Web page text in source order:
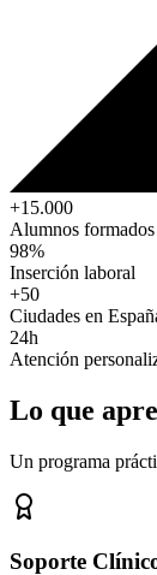
+15.000
Alumnos formados
98%
Inserción laboral
+50
Ciudades en
24h
Atención
Lo que
Un programa
Soporte